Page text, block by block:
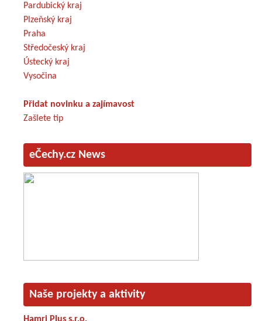
Pardubický kraj
Plzeňský kraj
Praha
Středočeský kraj
Ústecký kraj
Vysočina
Přidat novinku a zajímavost
Zašlete tip
eČechy.cz News
Naše projekty a aktivity
Hamri Plus s.r.o.